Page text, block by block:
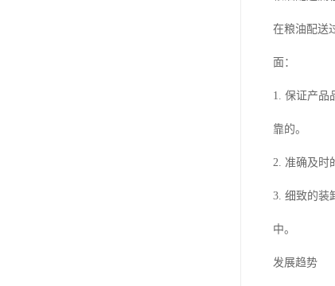
在粮油配送
面：
1. 保证产品
靠的。
2. 准确及时
3. 细致的装
中。
发展趋势